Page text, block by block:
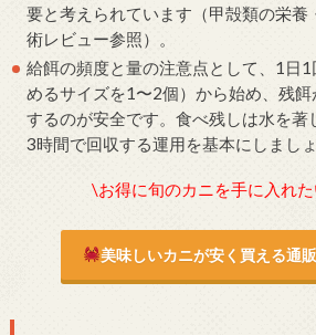
要と考えられています（甲殻類の栄養
術レビュー参照）。
給餌の頻度と量の注意点として、1日
めるサイズを1〜2個）から始め、残
するのが安全です。食べ残しは水を著
3時間で回収する運用を基本にしましょ
\お得に旬のカニを手に入れ
美味しいカニが安く買える通